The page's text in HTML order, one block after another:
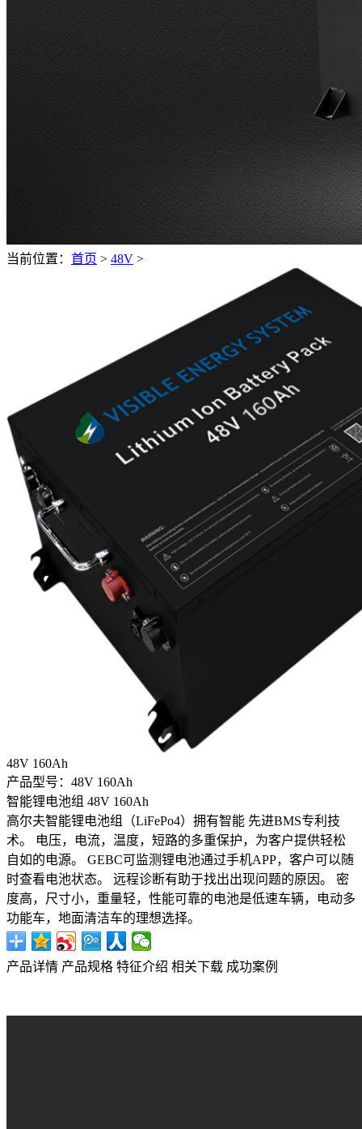
当前位置： 首页 > 48V >
48V 160Ah
产品型号：48V 160Ah
智能锂电池组 48V 160Ah
高尔夫智能锂电池组（LiFePo4）拥有智能 先进BMS专利技
术。 电压，电流，温度，短路的多重保护，为客户提供轻松
自如的电源。 GEBC可监测锂电池通过手机APP，客户可以随
时查看电池状态。 远程诊断有助于找出出现问题的原因。 密
度高，尺寸小，重量轻，性能可靠的电池是低速车辆，电动多
功能车，地面清洁车的理想选择。
产品详情 产品规格 特征介绍 相关下载 成功案例